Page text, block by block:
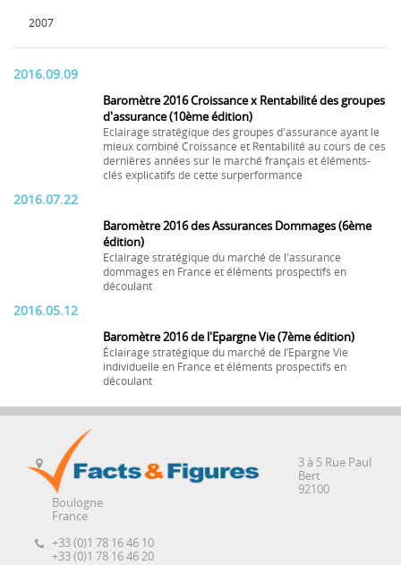
2007
2016.09.09
Baromètre 2016 Croissance x Rentabilité des groupes
d'assurance (10ème édition)
Eclairage stratégique des groupes d'assurance ayant le
mieux combiné Croissance et Rentabilité au cours de ces
dernières années sur le marché français et éléments-
clés explicatifs de cette surperformance
2016.07.22
Baromètre 2016 des Assurances Dommages (6ème
édition)
Eclairage stratégique du marché de l'assurance
dommages en France et éléments prospectifs en
découlant
2016.05.12
Baromètre 2016 de l'Epargne Vie (7ème édition)
Éclairage stratégique du marché de l’Epargne Vie
individuelle en France et éléments prospectifs en
découlant
3 à 5 Rue Paul
Bert
92100
Boulogne
France
+33 (0)1 78 16 46 10
+33 (0)1 78 16 46 20